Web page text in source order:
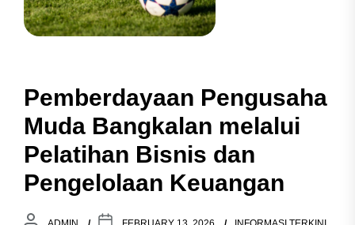
Pemberdayaan Pengusaha
Muda Bangkalan melalui
Pelatihan Bisnis dan
Pengelolaan Keuangan